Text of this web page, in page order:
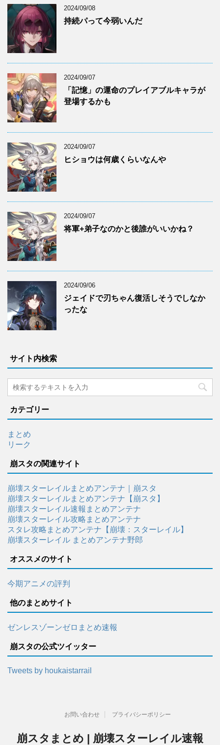
2024/09/08
持続パって今弱いんだ
2024/09/07
「記憶」の運命のプレイアブルキャラが
登場するかも
2024/09/07
ヒショウは何歳くらいなんや
2024/09/07
将軍+弟子なのかと後誰がいいかね？
2024/09/06
ジェイドで刃ちゃん復活しそうでしなか
ったな
サイト内検索
カテゴリー
まとめ
リーク
崩スタの関連サイト
崩壊スターレイルまとめアンテナ｜崩スタ
崩壊スターレイルまとめアンテナ【崩スタ】
崩壊スターレイル速報まとめアンテナ
崩壊スターレイル攻略まとめアンテナ
スタレ攻略まとめアンテナ【崩壊：スターレイル】
崩壊スターレイル まとめアンテナ野郎
オススメのサイト
今期アニメの評判
他のまとめサイト
ゼンレスゾーンゼロまとめ速報
崩スタの公式ツイッター
Tweets by houkaistarrail
お問い合わせ プライバシーポリシー
崩スタまとめ | 崩壊スターレイル速報